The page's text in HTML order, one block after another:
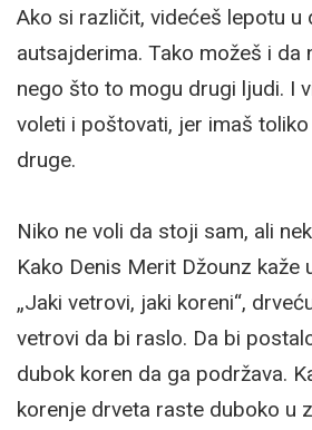
Ako si različit, videćeš lepotu u
autsajderima. Tako možeš i da
nego što to mogu drugi ljudi. I
voleti i poštovati, jer imaš
druge.
Niko ne voli da stoji sam, ali
Kako Denis Merit Džounz kaže
„Jaki vetrovi, jaki koreni“,
vetrovi da bi raslo. Da bi
dubok koren da ga podržava.
korenje drveta raste duboko u